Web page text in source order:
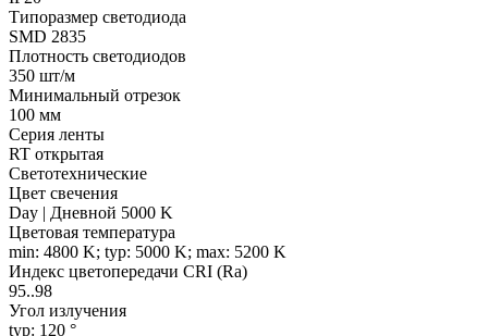
Типоразмер светодиода
SMD 2835
Плотность светодиодов
350 шт/м
Минимальный отрезок
100 мм
Серия ленты
RT открытая
Светотехнические
Цвет свечения
Day | Дневной 5000 K
Цветовая температура
min: 4800 K; typ: 5000 K; max: 5200 K
Индекс цветопередачи CRI (Ra)
95..98
Угол излучения
typ: 120 °